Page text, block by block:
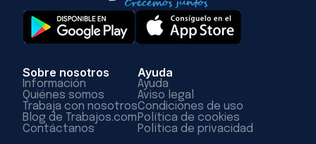
Sobre nosotros
Información
Quiénes somos
Trabaja con nosotros
Blog de Trabajos.com
Contáctanos
Ayuda
Ayuda
Aviso legal
Condiciones de uso
Política de cookies
Política de privacidad